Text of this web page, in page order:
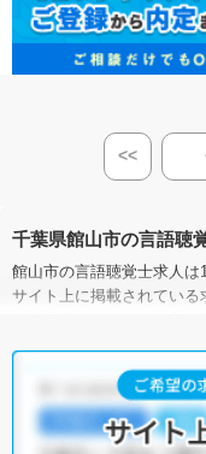
<<
千葉県館山市の言語聴
館山市の言語聴覚士求人は
サイト上に掲載されている
にお申
館山市の言語聴覚士求人
土日祝休・積極採用中
クリニック・介護福祉施